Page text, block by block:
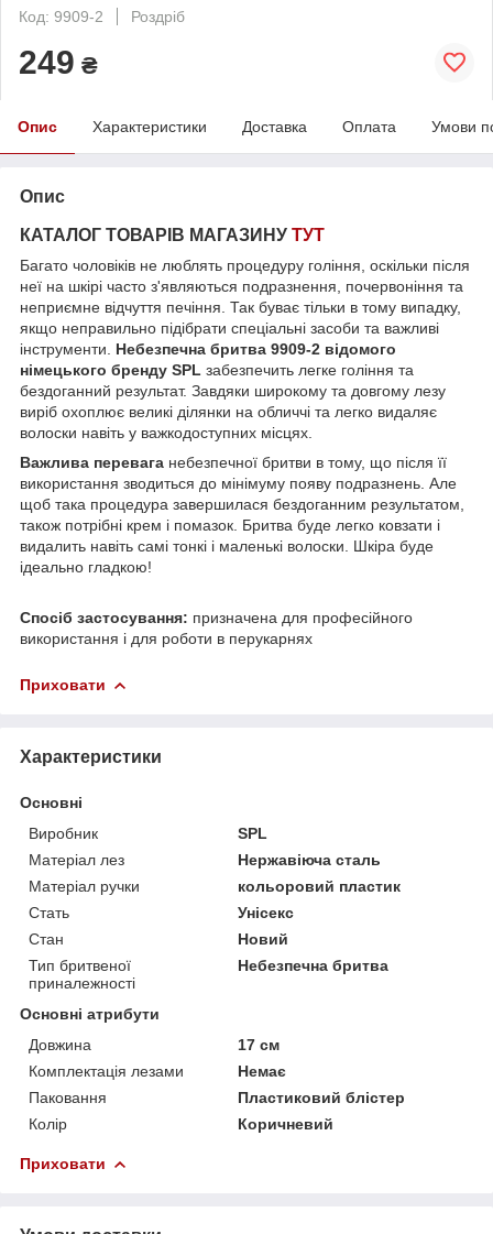
Код: 9909-2
Роздріб
249 ₴
Опис Характеристики Доставка Оплата Умови
Опис
КАТАЛОГ ТОВАРІВ МАГАЗИНУ ТУТ
Багато чоловіків не люблять процедуру гоління, оскільки після
неї на шкірі часто з'являються подразнення, почервоніння та
неприємне відчуття печіння. Так буває тільки в тому випадку,
якщо неправильно підібрати спеціальні засоби та важливі
інструменти. Небезпечна бритва 9909-2 відомого
німецького бренду SPL забезпечить легке гоління та
бездоганний результат. Завдяки широкому та довгому лезу
виріб охоплює великі ділянки на обличчі та легко видаляє
волоски навіть у важкодоступних місцях.
Важлива перевага небезпечної бритви в тому, що після її
використання зводиться до мінімуму появу подразнень. Але
щоб така процедура завершилася бездоганним результатом,
також потрібні крем і помазок. Бритва буде легко ковзати і
видалить навіть самі тонкі і маленькі волоски. Шкіра буде
ідеально гладкою!
Спосіб застосування: призначена для професійного
використання і для роботи в перукарнях
Приховати
Характеристики
Основні
Виробник
SPL
Матеріал лез
Нержавіюча сталь
Матеріал ручки
кольоровий пластик
Стать
Унісекс
Стан
Новий
Тип бритвеної
приналежності
Небезпечна бритва
Основні атрибути
Довжина
17 см
Комплектація лезами
Немає
Паковання
Пластиковий блістер
Колір
Коричневий
Приховати